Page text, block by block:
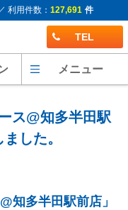
利用件数： 127,691 件
TEL
メニュー
ス@知多半田駅
した。
知多半田駅前店」